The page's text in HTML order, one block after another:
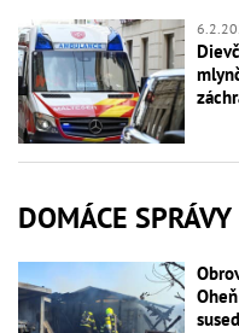
DOMÁCE SPRÁVY